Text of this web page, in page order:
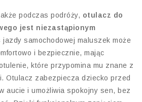
podczas podróży, otulacz do
jest niezastąpionym
jazdy samochodowej maluszek może
i bezpiecznie, mając
które przypomina mu znane z
Otulacz zabezpiecza dziecko przed
aucie i umożliwia spokojny sen, bez